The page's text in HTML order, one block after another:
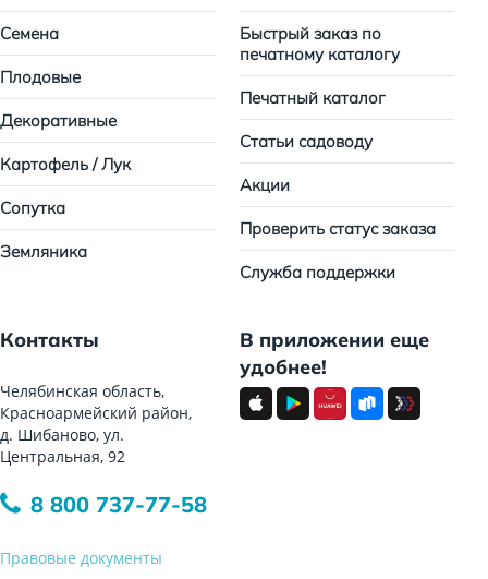
Семена
Плодовые
Декоративные
Картофель / Лук
Сопутка
Земляника
Быстрый заказ по
печатному каталогу
Печатный каталог
Статьи садоводу
Акции
Проверить статус заказа
Служба поддержки
Контакты
Челябинская область,
Красноармейский район,
д. Шибаново, ул.
Центральная, 92
8 800 737-77-58
Правовые документы
В приложении еще
удобнее!